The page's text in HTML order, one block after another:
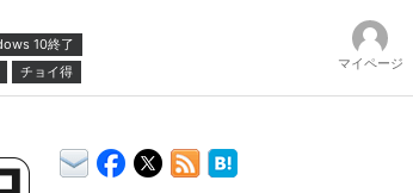
10終了
チョイ得 マイページ